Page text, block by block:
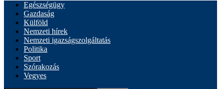
Egészségügy
Gazdaság
Külföld
Nemzeti hírek
Nemzeti igazságszolgáltatás
Politika
Sport
Szórakozás
Vegyes